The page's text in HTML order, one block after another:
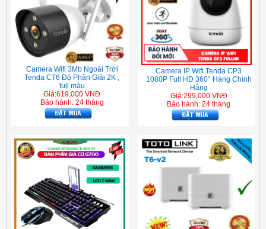
Camera Wifi 3Mb Ngoài Trời
Tenda CT6 Độ Phân Giải 2K ,
full màu
Giá:619,000 VNĐ
Bảo hành: 24 tháng
Camera IP Wifi Tenda CP3
1080P Full HD 360° Hàng Chính
Hãng
Giá:299,000 VNĐ
Bảo hành: 24 tháng